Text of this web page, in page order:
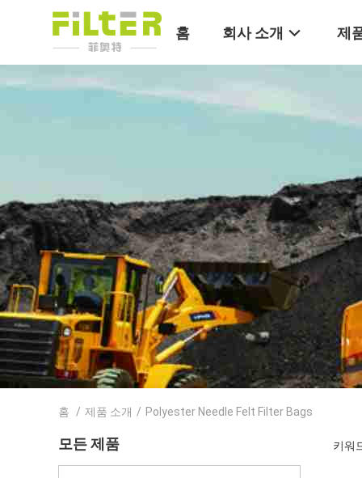
홈 회사 소개 제
홈 / 제품 소개 / Polyester Needle Felt Filter Bags
모든 제품 키워